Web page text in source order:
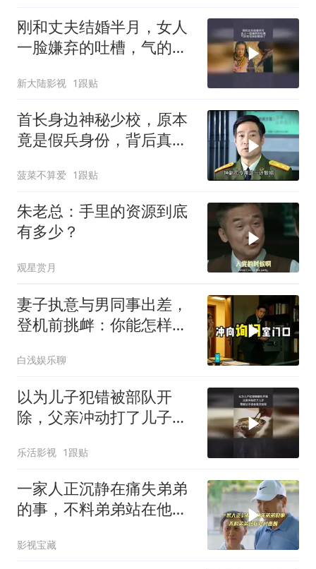
刚和丈夫结婚半月，女人
一脸嫌弃的吐槽，气的老
新大陆影视 1跟贴
首长身边神秘少校，原本
竟是假兵身份，背后真相
菠菜不算爱 1跟贴
朱老总：手里的资源到底
有多少？
观星赏月
妻子执意与男同事出差，
登机前挑衅：你能怎样？
白浅娱乐聊
以为儿子犯错被部队开
除，父亲冲动打了儿子，
乐活影视 1跟贴
一家人正沉静在痛失弟弟
的事，不料弟弟站在他们
影视宝藏